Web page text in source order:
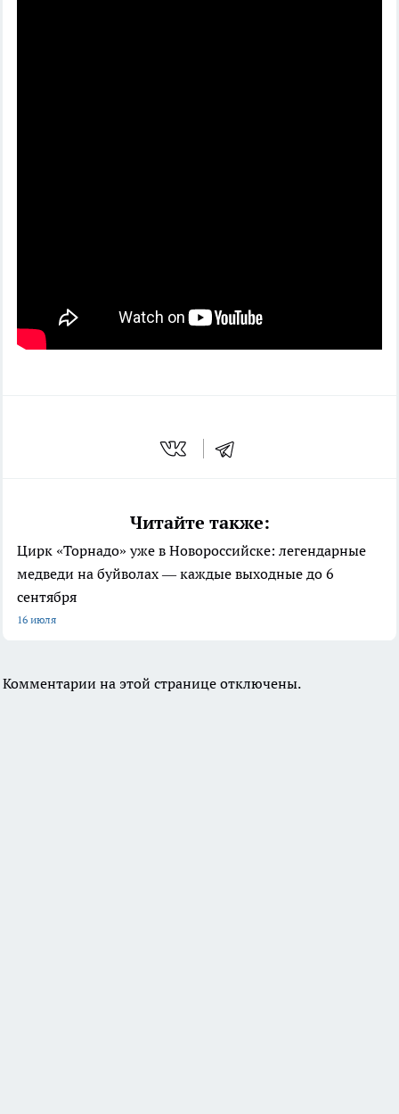
Читайте также:
Цирк «Торнадо» уже в Новороссийске: легендарные
медведи на буйволах — каждые выходные до 6
сентября
16 июля
Комментарии на этой странице отключены.